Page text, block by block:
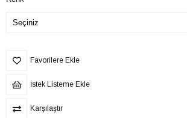
Favorilere Ekle
İstek Listeme Ekle
Karşılaştır